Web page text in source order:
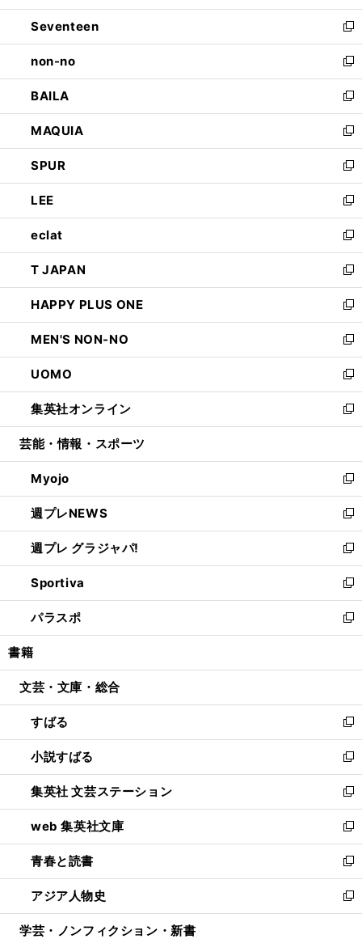
開
く
ウ
で
開
く
ン
ド
ウ
で
開
く
Seventeen
新
し
い
ウ
ィ
ン
ド
ウ
で
開
く
non-no
新
し
い
ウ
ィ
ン
ド
ウ
で
開
く
BAILA
新
し
い
ウ
ィ
ン
ド
ウ
で
開
く
MAQUIA
新
し
い
ウ
ィ
ン
ド
ウ
で
開
く
SPUR
新
し
い
ウ
ィ
ン
ド
ウ
で
開
く
LEE
新
し
い
ウ
ィ
ン
ド
ウ
で
開
く
eclat
新
し
い
ウ
ィ
ン
ド
ウ
で
開
く
T JAPAN
新
し
い
ウ
ィ
ン
ド
ウ
で
開
HAPPY PLUS ONE
新
し
い
ウ
ィ
ン
ド
ウ
開
く
MEN'S NON-NO
新
し
い
ウ
ィ
ン
ウ
で
開
く
UOMO
新
し
い
ウ
ン
ド
ウ
で
開
く
集英社オンライン
新
し
ウ
ィ
ン
ド
ウ
で
開
く
芸能・情報・スポーツ
Myojo
新
し
い
ウ
ィ
ン
ド
ウ
で
開
週プレNEWS
新
し
い
ウ
ィ
ン
ド
ウ
開
週プレ グラジャパ!
新
し
い
ウ
ィ
ン
ウ
開
く
Sportiva
新
し
い
ウ
ン
ウ
で
開
く
パラスポ
新
し
ウ
ン
ド
ウ
で
開
く
書籍
文芸・文庫・総合
すばる
新
し
い
ウ
ィ
ン
ド
ウ
で
開
く
小説すばる
新
し
い
ウ
ィ
ン
ド
ウ
で
開
集英社 文芸ステーション
新
し
い
ウ
ィ
ン
ド
ウ
web 集英社文庫
新
し
い
ウ
ィ
ン
青春と読書
新
し
い
ウ
アジア人物史
新
し
学芸・ノンフィクション・新書